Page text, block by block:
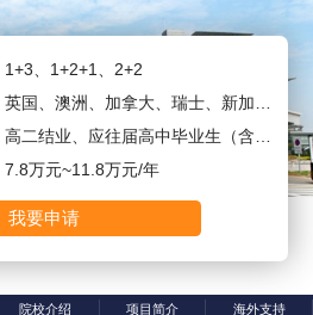
1+3、1+2+1、2+2
英国、澳洲、加拿大、瑞士、新加坡、马来西亚
高二结业、应往届高中毕业生（含同等学历)
7.8万元~11.8万元/年
我要申请
院校介绍 项目简介 海外支持